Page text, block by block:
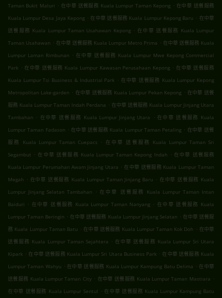
Taman Bukit Maluri . 在中華 送餐服務 Kuala Lumpur Taman Kepong . 在中華 送餐服務
Kuala Lumpur Desa Jaya Kepong . 在中華 送餐服務 Kuala Lumpur Kepong Baru . 在中華
送餐服務 Kuala Lumpur Taman Usahawan Kepong . 在中華 送餐服務 Kuala Lumpur
Taman Usahawan . 在中華 送餐服務 Kuala Lumpur Metro Prima . 在中華 送餐服務 Kuala
Lumpur Laman Rimbunan . 在中華 送餐服務 Kuala Lumpur Mwe Kepong Commercial
Park . 在中華 送餐服務 Kuala Lumpur Kawasan Perusahaan Kepong . 在中華 送餐服務
Kuala Lumpur Tsi Business & Industrial Park . 在中華 送餐服務 Kuala Lumpur Kepong
Metropolitan Lake-garden . 在中華 送餐服務 Kuala Lumpur Pekan Kepong . 在中華 送餐
服務 Kuala Lumpur Taman Indah Perdana . 在中華 送餐服務 Kuala Lumpur Jinjang Utara
Tambahan . 在中華 送餐服務 Kuala Lumpur Jinjang Utara . 在中華 送餐服務 Kuala
Lumpur Taman Fadason . 在中華 送餐服務 Kuala Lumpur Taman Petaling . 在中華 送餐
服務 Kuala Lumpur Taman Cuepacs
. 在中華 送餐服務 Kuala Lumpur Taman Sri
Segambut . 在中華 送餐服務 Kuala Lumpur Taman Kepong Indah . 在中華 送餐服務
Kuala Lumpur Perumahan Awam Jinjang Utara . 在中華 送餐服務 Kuala Lumpur Taman
Megah . 在中華 送餐服務 Kuala Lumpur Taman Jinjang Baru . 在中華 送餐服務 Kuala
Lumpur Jinjang Selatan Tambahan
. 在中華 送餐服務 Kuala Lumpur Taman Intan
Baiduri . 在中華 送餐服務 Kuala Lumpur Taman Nanyang . 在中華 送餐服務 Kuala
Lumpur Taman Beringin . 在中華 送餐服務 Kuala Lumpur Jinjang Selatan . 在中華 送餐服
務 Kuala Lumpur Taman Batu . 在中華 送餐服務 Kuala Lumpur Taman Kok Doh . 在中華
送餐服務 Kuala Lumpur Taman Sejahtera . 在中華 送餐服務 Kuala Lumpur Sri Utara
Kipark . 在中華 送餐服務 Kuala Lumpur Sri Utara Business Park . 在中華 送餐服務 Kuala
Lumpur Taman Wahyu . 在中華 送餐服務 Kuala Lumpur Kampung Batu Delima . 在中華
送餐服務 Kuala Lumpur Taman City . 在中華 送餐服務 Kuala Lumpur Taman Mastiara .
在中華 送餐服務 Kuala Lumpur Sentul . 在中華 送餐服務 Kuala Lumpur Kampung Batu